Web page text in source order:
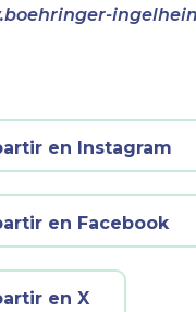
en Instagram
en Facebook
en X